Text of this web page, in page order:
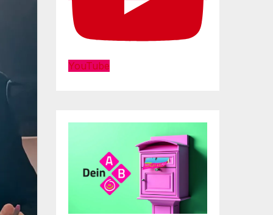
YouTube